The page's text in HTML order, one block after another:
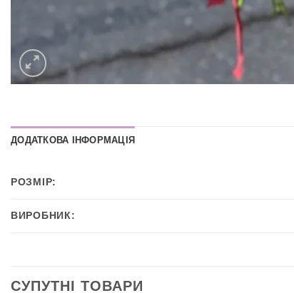
ДОДАТКОВА ІНФОРМАЦІЯ
РОЗМІР:
ВИРОБНИК:
СУПУТНІ ТОВАРИ